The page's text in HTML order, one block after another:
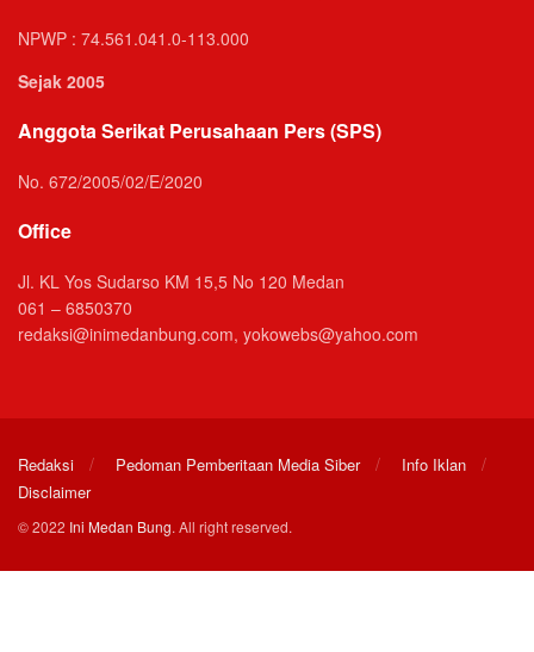
NPWP : 74.561.041.0-113.000
Sejak 2005
Anggota Serikat Perusahaan Pers (SPS)
No. 672/2005/02/E/2020
Office
Jl. KL Yos Sudarso KM 15,5 No 120 Medan
061 – 6850370
redaksi@inimedanbung.com, yokowebs@yahoo.com
Redaksi Pedoman Pemberitaan Media Siber
Info Iklan
Disclaimer
© 2022 Ini Medan Bung. All right reserved.